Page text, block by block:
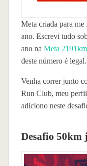
Meta criada para me
ano. Escrevi tudo
ano na Meta
deste número é legal.
Venha correr junto
Run Club, meu
adiciono neste
Desafio 50km